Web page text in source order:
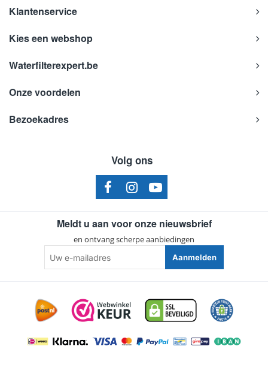
Klantenservice
Kies een webshop
Waterfilterexpert.be
Onze voordelen
Bezoekadres
Volg ons
Meldt u aan voor onze nieuwsbrief
en ontvang scherpe aanbiedingen
e-
mailadres
Aanmelden